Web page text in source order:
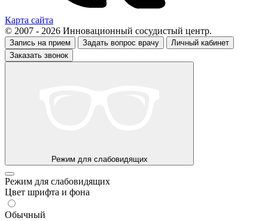
Карта сайта
© 2007 - 2026 Инновационный сосудистый центр.
Запись на прием Задать вопрос врачу
Личный кабинет
Заказать звонок
Режим для слабовидящих
Режим для слабовидящих
Цвет шрифта и фона
Обычный